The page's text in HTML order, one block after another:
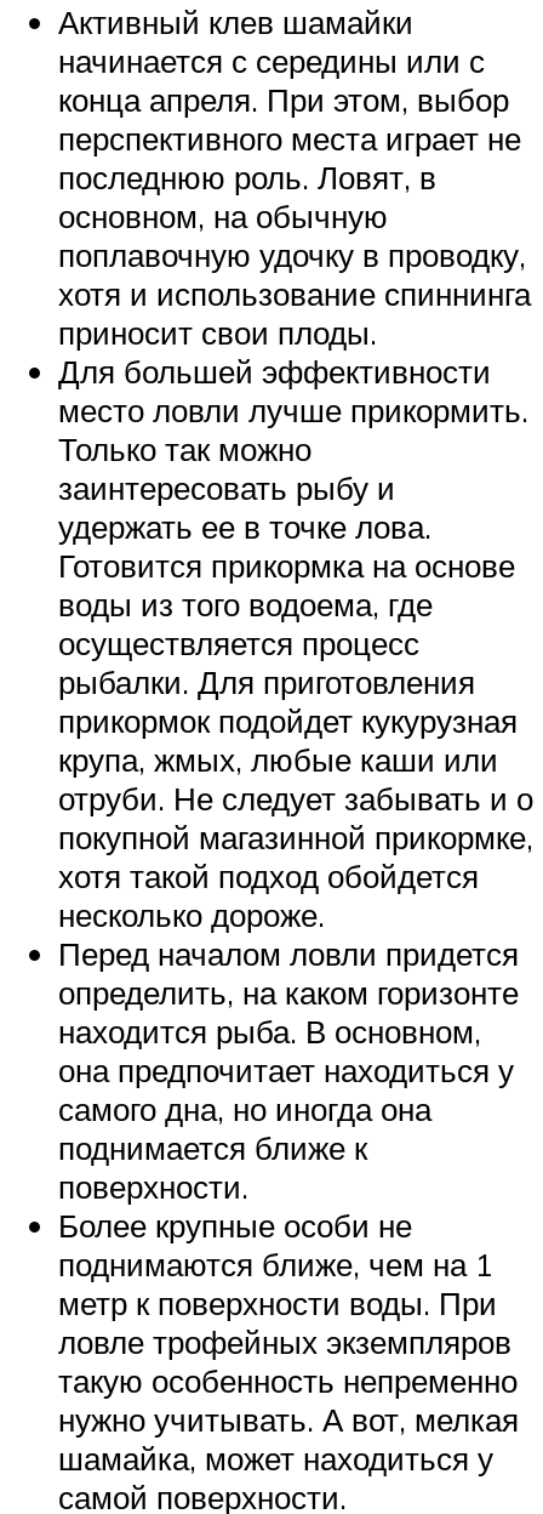
Активный клев шамайки
начинается с середины или с
конца апреля. При этом, выбор
перспективного места играет не
последнюю роль. Ловят, в
основном, на обычную
поплавочную удочку в проводку,
хотя и использование спиннинга
приносит свои плоды.
Для большей эффективности
место ловли лучше прикормить.
Только так можно
заинтересовать рыбу и
удержать ее в точке лова.
Готовится прикормка на основе
воды из того водоема, где
осуществляется процесс
рыбалки. Для приготовления
прикормок подойдет кукурузная
крупа, жмых, любые каши или
отруби. Не следует забывать и о
покупной магазинной прикормке,
хотя такой подход обойдется
несколько дороже.
Перед началом ловли придется
определить, на каком горизонте
находится рыба. В основном,
она предпочитает находиться у
самого дна, но иногда она
поднимается ближе к
поверхности.
Более крупные особи не
поднимаются ближе, чем на 1
метр к поверхности воды. При
ловле трофейных экземпляров
такую особенность непременно
нужно учитывать. А вот, мелкая
шамайка, может находиться у
самой поверхности.